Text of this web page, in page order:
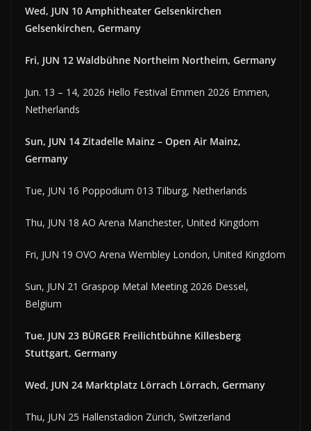
Wed, JUN 10 Amphitheater Gelsenkirchen
Gelsenkirchen, Germany
Fri, JUN 12 Waldbühne Northeim Northeim, Germany
Jun. 13 – 14, 2026 Hello Festival Emmen 2026 Emmen,
Netherlands
Sun, JUN 14 Zitadelle Mainz – Open Air Mainz,
Germany
Tue, JUN 16 Poppodium 013 Tilburg, Netherlands
Thu, JUN 18 AO Arena Manchester, United Kingdom
Fri, JUN 19 OVO Arena Wembley London, United Kingdom
Sun, JUN 21 Graspop Metal Meeting 2026 Dessel,
Belgium
Tue, JUN 23 BÜRGER Freilichtbühne Killesberg
Stuttgart, Germany
Wed, JUN 24 Marktplatz Lörrach Lörrach, Germany
Thu, JUN 25 Hallenstadion Zürich, Switzerland